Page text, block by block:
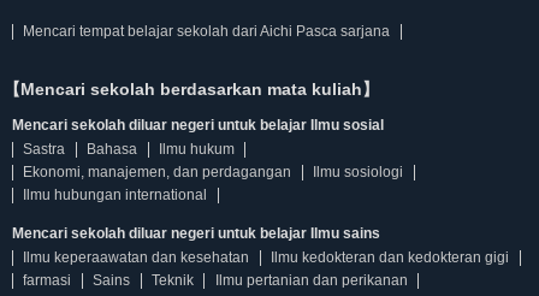
Mencari tempat belajar sekolah dari Aichi Pasca sarjana
【Mencari sekolah berdasarkan mata kuliah】
Mencari sekolah diluar negeri untuk belajar Ilmu sosial
Sastra
Bahasa
Ilmu hukum
Ekonomi, manajemen, dan perdagangan
Ilmu sosiologi
Ilmu hubungan international
Mencari sekolah diluar negeri untuk belajar Ilmu sains
Ilmu keperaawatan dan kesehatan
Ilmu kedokteran dan kedokteran gigi
farmasi
Sains Teknik Ilmu pertanian dan perikanan